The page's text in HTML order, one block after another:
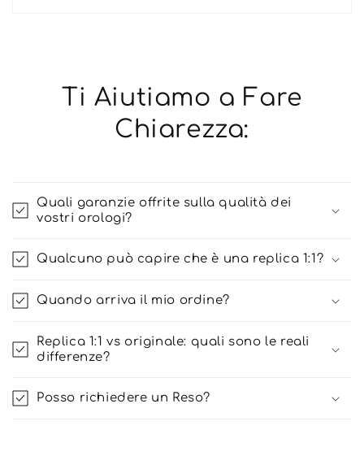
Ti Aiutiamo a Fare
Chiarezza:
Quali garanzie offrite sulla qualità dei
vostri orologi?
Qualcuno può capire che è una replica 1:1?
Quando arriva il mio ordine?
Replica 1:1 vs originale: quali sono le reali
differenze?
Posso richiedere un Reso?